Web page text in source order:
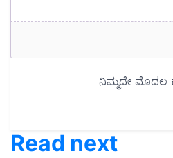
Read next